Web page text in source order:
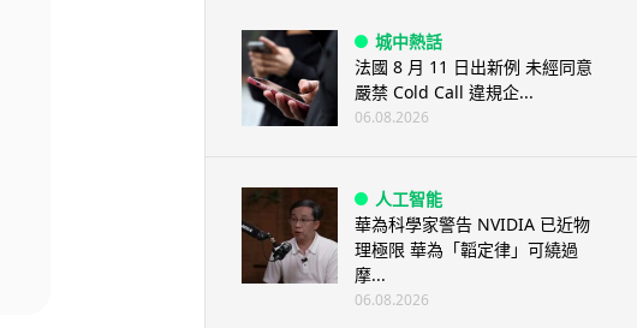
城中熱話
法國 8 月 11 日出新例 未經同意
嚴禁 Cold Call 違規企...
06.08.2026
人工智能
華為科學家警告 NVIDIA 已近物
理極限 華為「韜定律」可繞過
摩...
06.08.2026